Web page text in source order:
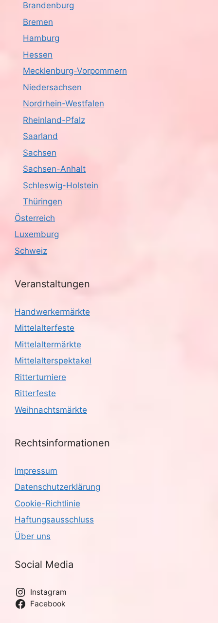
Brandenburg
Bremen
Hamburg
Hessen
Mecklenburg-Vorpommern
Niedersachsen
Nordrhein-Westfalen
Rheinland-Pfalz
Saarland
Sachsen
Sachsen-Anhalt
Schleswig-Holstein
Thüringen
Österreich
Luxemburg
Schweiz
Veranstaltungen
Handwerkermärkte
Mittelalterfeste
Mittelaltermärkte
Mittelalterspektakel
Ritterturniere
Ritterfeste
Weihnachtsmärkte
Rechtsinformationen
Impressum
Datenschutzerklärung
Cookie-Richtlinie
Haftungsausschluss
Über uns
Social Media
Instagram
Facebook